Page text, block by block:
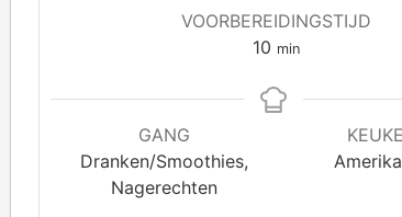
VOORBEREIDINGSTIJD
10 min
GANG
Dranken/Smoothies,
Nagerechten